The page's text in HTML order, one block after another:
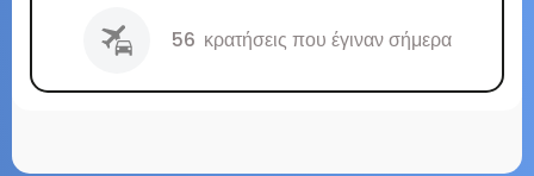
56 κρατήσεις που έγιναν σήμερα